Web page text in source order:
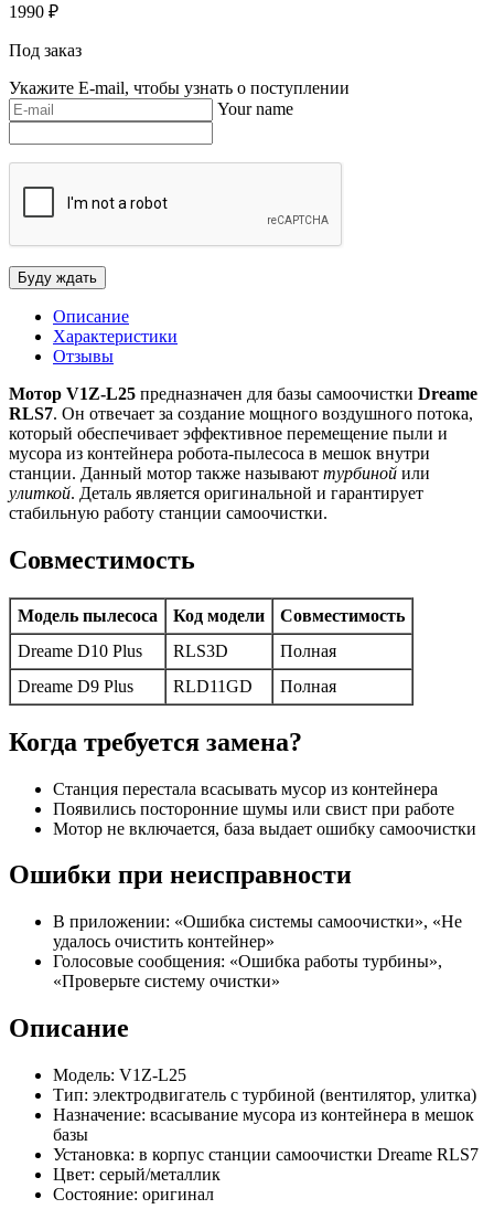
1990 ₽
Под заказ
Укажите E-mail, чтобы узнать о поступлении
Your name
Описание
Характеристики
Отзывы
Мотор V1Z-L25 предназначен для базы самоочистки Dreame
RLS7. Он отвечает за создание мощного воздушного потока,
который обеспечивает эффективное перемещение пыли и
мусора из контейнера робота-пылесоса в мешок внутри
станции. Данный мотор также называют турбиной или
улиткой. Деталь является оригинальной и гарантирует
стабильную работу станции самоочистки.
Совместимость
Модель пылесоса Код модели
Совместимость
Dreame D10 Plus
RLS3D
Полная
Dreame D9 Plus
RLD11GD Полная
Когда требуется замена?
Станция перестала всасывать мусор из контейнера
Появились посторонние шумы или свист при работе
Мотор не включается, база выдает ошибку самоочистки
Ошибки при неисправности
В приложении: «Ошибка системы самоочистки», «Не
удалось очистить контейнер»
Голосовые сообщения: «Ошибка работы турбины»,
«Проверьте систему очистки»
Описание
Модель: V1Z-L25
Тип: электродвигатель с турбиной (вентилятор, улитка)
Назначение: всасывание мусора из контейнера в мешок
базы
Установка: в корпус станции самоочистки Dreame RLS7
Цвет: серый/металлик
Состояние: оригинал